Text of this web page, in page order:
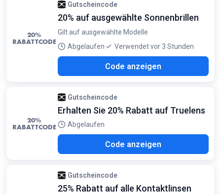
20%
RABATTCODE
Gutscheincode
20% auf ausgewählte Sonnenbrillen
Gilt auf ausgewählte Modelle
Abgelaufen
Verwendet vor 3 Stunden
Code anzeigen
20%
RABATTCODE
Gutscheincode
Erhalten Sie 20% Rabatt auf Truelens
Abgelaufen
Code anzeigen
Gutscheincode
25% Rabatt auf alle Kontaktlinsen